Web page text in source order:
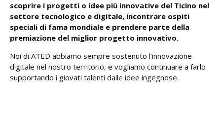
scoprire i progetti o idee più innovative del Ticino nel
settore tecnologico e digitale, incontrare ospiti
speciali di fama mondiale e prendere parte della
premiazione del miglior progetto innovativo.
Noi di ATED abbiamo sempre sostenuto l'innovazione
digitale nel nostro territorio, e vogliamo continuare a farlo
supportando i giovati talenti dalle idee ingegnose.